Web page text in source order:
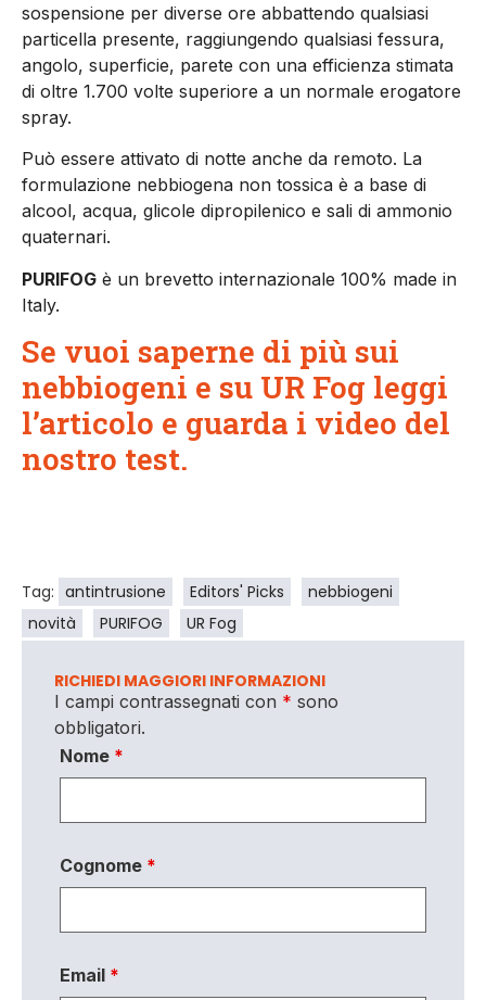
sospensione per diverse ore abbattendo qualsiasi
particella presente, raggiungendo qualsiasi fessura,
angolo, superficie, parete con una efficienza stimata
di oltre 1.700 volte superiore a un normale erogatore
spray.
Può essere attivato di notte anche da remoto. La
formulazione nebbiogena non tossica è a base di
alcool, acqua, glicole dipropilenico e sali di ammonio
quaternari.
PURIFOG è un brevetto internazionale 100% made in
Italy.
Se vuoi saperne di più sui
nebbiogeni e su UR Fog leggi
l’articolo e guarda i video del
nostro test.
Tag: antintrusione Editors' Picks
nebbiogeni
novità
PURIFOG UR Fog
RICHIEDI MAGGIORI INFORMAZIONI
I campi contrassegnati con * sono
obbligatori.
Nome *
Cognome *
Email *